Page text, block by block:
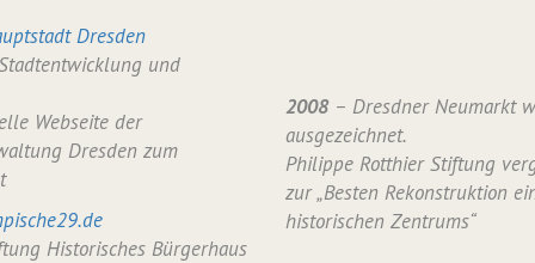
Dresden
und
Webseite der
Dresden zum
Historisches Bürgerhaus
2008– Dresdner Neumarkt
ausgezeichnet.
Philippe Rotthier Stiftung
zur „Besten Rekonstruktion
historischen Zentrums“